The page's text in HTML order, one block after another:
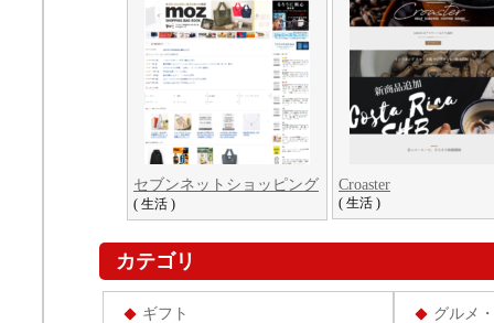
セブンネットショッピング
( 生活 )
Croaster
( 生活 )
カテゴリ
ギフト グルメ